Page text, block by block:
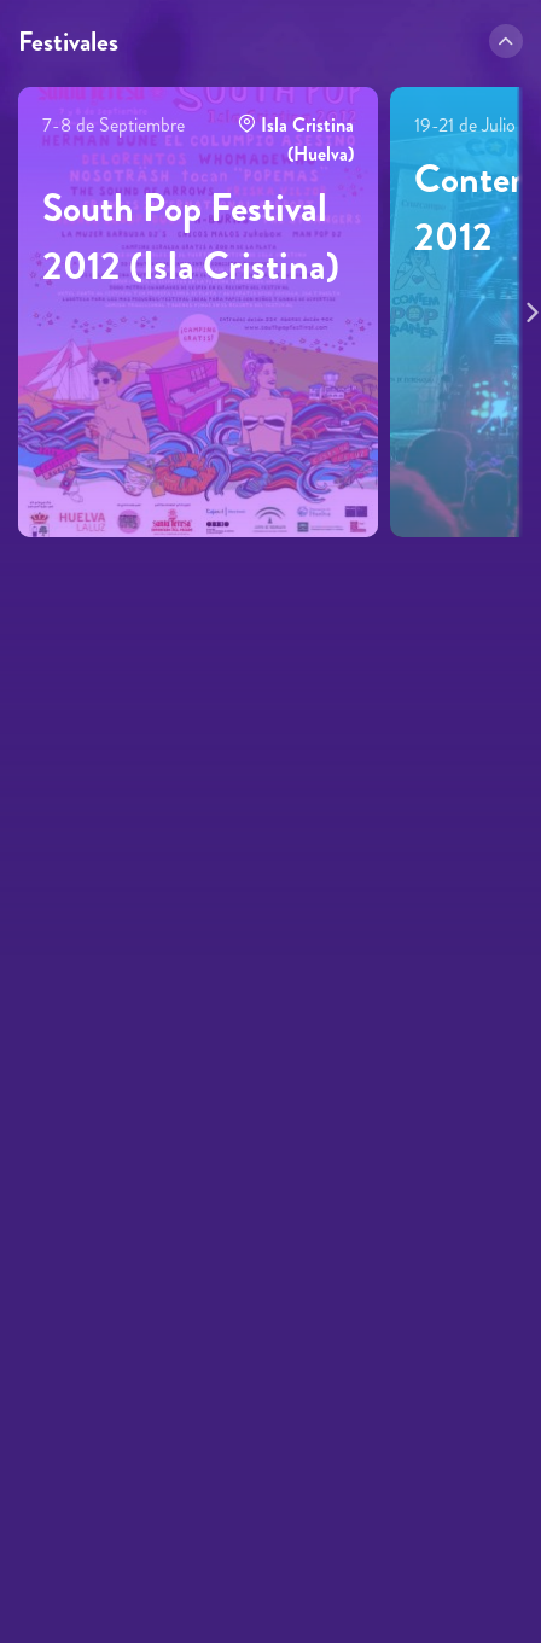
Festivales
7-8 de Septiembre
Isla Cristina
(Huelva)
South Pop Festival
2012 (Isla Cristina)
19-21 de Julio
2012